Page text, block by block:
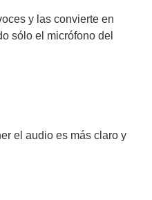
y las convierte en
sólo el micrófono del
el audio es más claro y